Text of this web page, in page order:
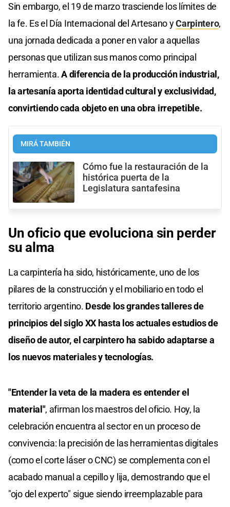
Sin embargo, el 19 de marzo trasciende los límites de
la fe. Es el Día Internacional del Artesano yCarpintero,
una jornada dedicada a poner en valor a aquellas
personas que utilizan sus manos como principal
herramienta.A diferencia de la producción industrial,
la artesanía aporta identidad cultural y exclusividad,
convirtiendo cada objeto en una obra irrepetible.
MIRÁ TAMBIÉN
Cómo fue la restauración de la
histórica puerta de la
Legislatura santafesina
Un oficio que evoluciona sin perder
su alma
La carpintería ha sido, históricamente, uno de los
pilares de la construcción y el mobiliario en todo el
territorio argentino. Desde los grandes talleres de
principios del siglo XX hasta los actuales estudios de
diseño de autor, el carpintero ha sabido adaptarse a
los nuevos materiales y tecnologías.
"Entender la veta de la madera es entender el
material", afirman los maestros del oficio. Hoy, la
celebración encuentra al sector en un proceso de
convivencia: la precisión de las herramientas digitales
(como el corte láser o CNC) se complementa con el
acabado manual a cepillo y lija, demostrando que el
"ojo del experto" sigue siendo irreemplazable para